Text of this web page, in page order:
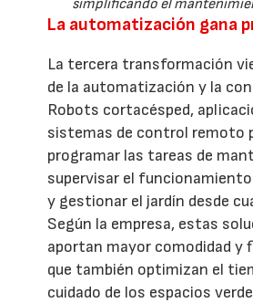
simplificando el
La automatización gana
La tercera transformación
de la automatización y la
Robots cortacésped,
sistemas de control remoto
programar las tareas de
supervisar el
y gestionar el jardín desde
Según la empresa, estas
aportan mayor comodidad y
que también optimizan el
cuidado de los espacios